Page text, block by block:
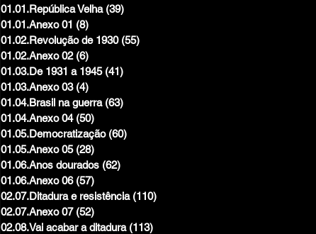
01.01.República Velha (39)
01.01.Anexo 01 (8)
01.02.Revolução de 1930 (55)
01.02.Anexo 02 (6)
01.03.De 1931 a 1945 (41)
01.03.Anexo 03 (4)
01.04.Brasil na guerra (63)
01.04.Anexo 04 (50)
01.05.Democratização (60)
01.05.Anexo 05 (28)
01.06.Anos dourados (62)
01.06.Anexo 06 (57)
02.07.Ditadura e resistência (110)
02.07.Anexo 07 (52)
02.08.Vai acabar a ditadura (113)